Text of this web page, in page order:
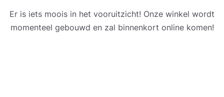
Er is iets moois in het vooruitzicht! Onze winkel wordt
momenteel gebouwd en zal binnenkort online komen!